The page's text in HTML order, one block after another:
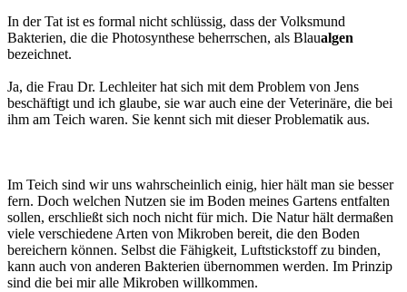
In der Tat ist es formal nicht schlüssig, dass der Volksmund
Bakterien, die die Photosynthese beherrschen, als Blaualgen
bezeichnet.
Ja, die Frau Dr. Lechleiter hat sich mit dem Problem von Jens
beschäftigt und ich glaube, sie war auch eine der Veterinäre, die bei
ihm am Teich waren. Sie kennt sich mit dieser Problematik aus.
Im Teich sind wir uns wahrscheinlich einig, hier hält man sie besser
fern. Doch welchen Nutzen sie im Boden meines Gartens entfalten
sollen, erschließt sich noch nicht für mich. Die Natur hält dermaßen
viele verschiedene Arten von Mikroben bereit, die den Boden
bereichern können. Selbst die Fähigkeit, Luftstickstoff zu binden,
kann auch von anderen Bakterien übernommen werden. Im Prinzip
sind die bei mir alle Mikroben willkommen.